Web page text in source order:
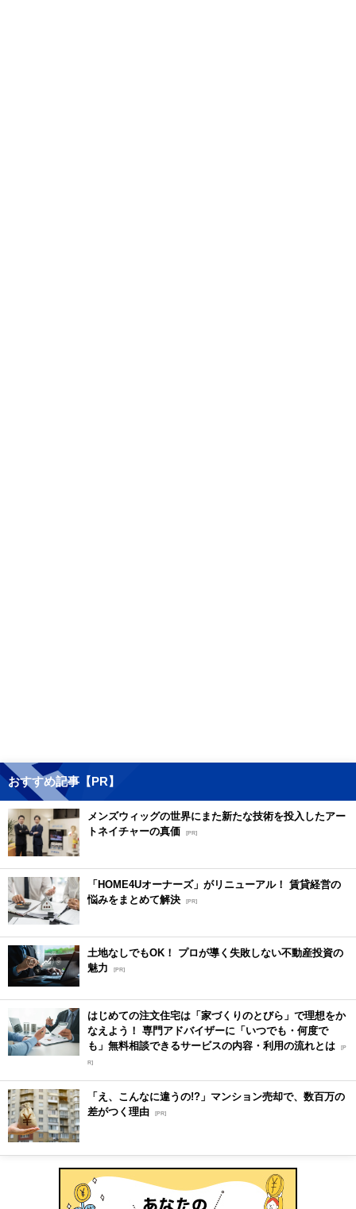
おすすめ記事【PR】
メンズウィッグの世界にまた新たな技術を投入したアー
トネイチャーの真価 [PR]
「HOME4Uオーナーズ」がリニューアル！ 賃貸経営の
悩みをまとめて解決 [PR]
土地なしでもOK！ プロが導く失敗しない不動産投資の
魅力
[PR]
はじめての注文住宅は「家づくりのとびら」で理想をか
なえよう！ 専門アドバイザーに「いつでも・何度で
も」無料相談できるサービスの内容・利用の流れとは [P
R]
「え、こんなに違うの!?」マンション売却で、数百万の
差がつく理由 [PR]